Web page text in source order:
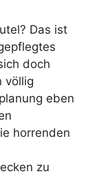
Das ist
doch
völlig
eben
horrenden
zu